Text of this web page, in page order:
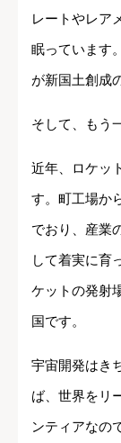
レートやレア
眠っています
が新国土創成
そして、もう
近年、ロケッ
す。町工場か
でおり、産業
して着実に育
ケットの発射
国です。
宇宙開発はき
ば、世界をリ
ンティアなの